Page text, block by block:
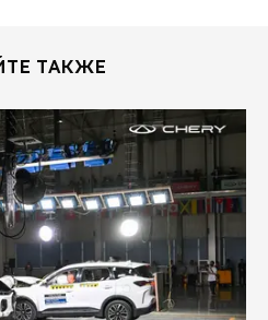
ТАКЖЕ